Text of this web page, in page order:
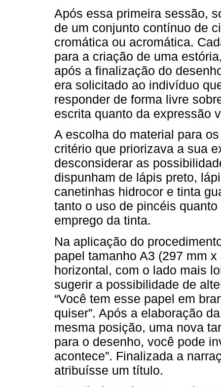
Após essa primeira sessão,
de um conjunto contínuo de
cromática ou acromática.
para a criação de uma
após a finalização do
era solicitado ao indivíduo
responder de forma livre
escrita quanto da expressão
A escolha do material para
critério que priorizava a sua
desconsiderar as
dispunham de lápis preto,
canetinhas hidrocor e tinta
tanto o uso de pincéis
emprego da tinta.
Na aplicação do
papel tamanho A3 (297 mm
horizontal, com o lado mais
sugerir a possibilidade de
“Você tem esse papel em
quiser”. Após a elaboração
mesma posição, uma nova
para o desenho, você pode
acontece”. Finalizada a
atribuísse um título.